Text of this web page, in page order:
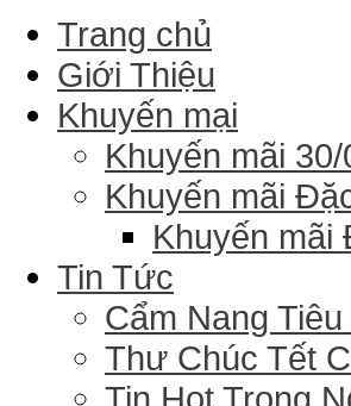
Trang chủ
Giới Thiệu
Khuyến mại
Khuyến mãi
Khuyến mãi
Khuyến mãi
Tin Tức
Cẩm Nang
Thư Chúc Tết